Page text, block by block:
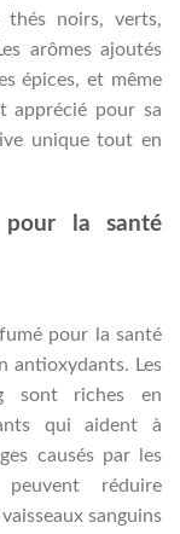
noirs, verts,
arômes ajoutés
épices, et même
apprécié pour sa
unique tout en
la santé
pour la santé
antioxydants. Les
sont riches en
qui aident à
causés par les
réduire
sanguins